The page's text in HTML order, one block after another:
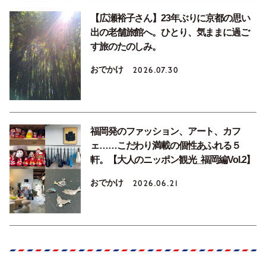
【広瀬裕子さん】23年ぶりに京都の思い
出の老舗旅館へ。ひとり、気ままに過ご
す旅のたのしみ。
おでかけ 2026.07.30
福岡発のファッション、アート、カフ
ェ……こだわり満載の個性あふれる５
軒。【大人のニッポン観光_福岡編Vol.2】
おでかけ 2026.06.21